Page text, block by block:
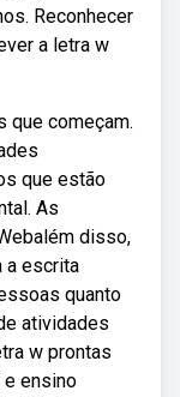
Reconhecer
a letra w
que começam.
que estão
As
disso,
a escrita
quanto
atividades
w prontas
ensino